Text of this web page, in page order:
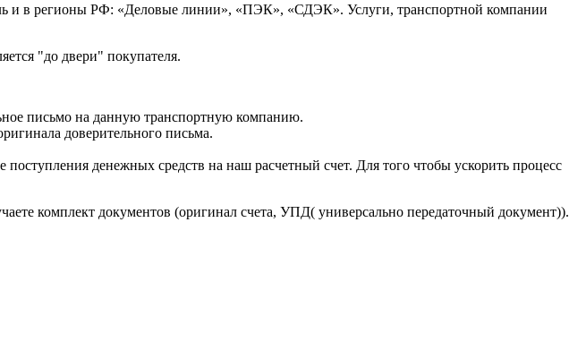
и в регионы РФ: «Деловые линии», «ПЭК», «СДЭК». Услуги, транспортной компании
"до двери" покупателя.
письмо на данную транспортную компанию.
доверительного письма.
денежных средств на наш расчетный счет. Для того чтобы ускорить процесс
комплект документов (оригинал счета, УПД( универсально передаточный документ)).